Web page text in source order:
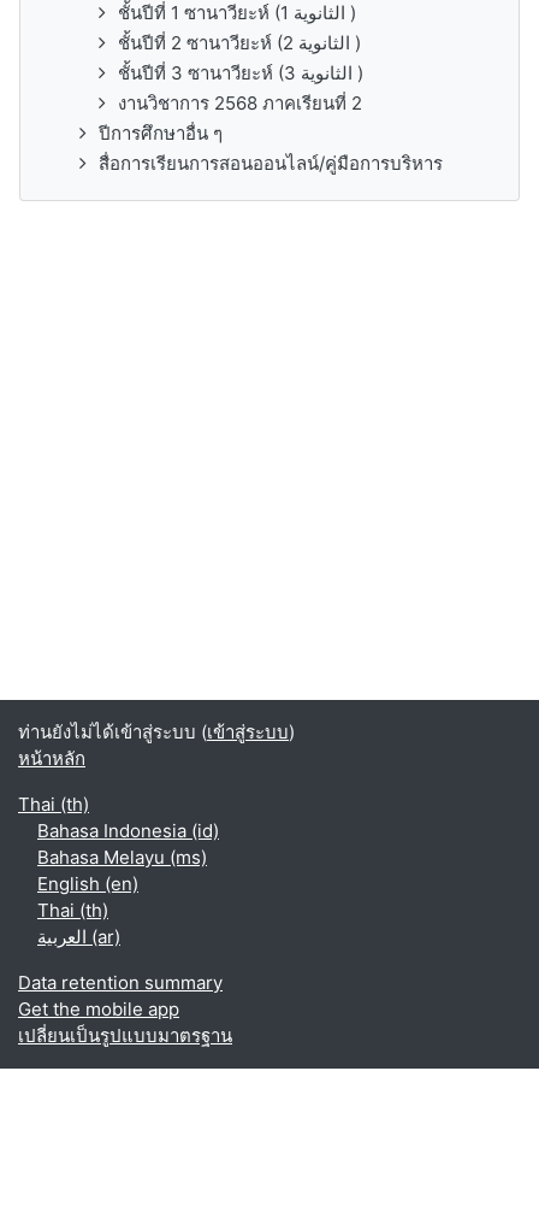
ชั้นปีที่ 1 ซานาวียะห์ (1 الثانوية )
ชั้นปีที่ 2 ซานาวียะห์ (2 الثانوية )
ชั้นปีที่ 3 ซานาวียะห์ (3 الثانوية )
งานวิชาการ 2568 ภาคเรียนที่ 2
ปีการศึกษาอื่น ๆ
สื่อการเรียนการสอนออนไลน์/คู่มือการบริหาร
ท่านยังไม่ได้เข้าสู่ระบบ (เข้าสู่ระบบ)
หน้าหลัก
Thai ‎(th)‎
Bahasa Indonesia ‎(id)‎
Bahasa Melayu ‎(ms)‎
English ‎(en)‎
Thai ‎(th)‎
العربية ‎(ar)‎
Data retention summary
Get the mobile app
เปลี่ยนเป็นรูปแบบมาตรฐาน